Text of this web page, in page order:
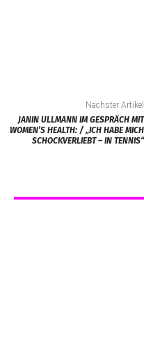
Nächster Artikel
JANIN ULLMANN IM GESPRÄCH MIT
WOMEN’S HEALTH: / „ICH HABE MICH
SCHOCKVERLIEBT – IN TENNIS“